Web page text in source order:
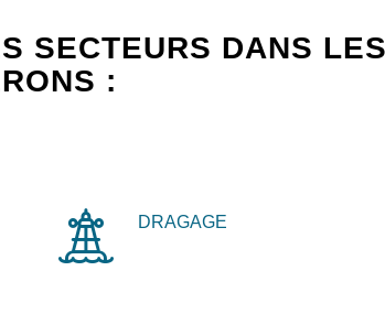
SECTEURS DANS
:
DRAGAGE